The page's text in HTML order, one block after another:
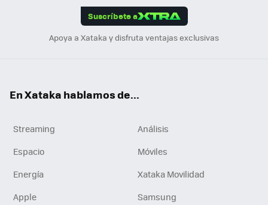
Suscríbete a
Apoya a Xataka y disfruta ventajas exclusivas
En Xataka hablamos de...
Streaming
Análisis
Espacio
Móviles
Energía
Xataka Movilidad
Apple
Samsung